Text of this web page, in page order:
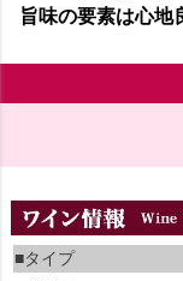
旨味の要素は心地
■タイプ